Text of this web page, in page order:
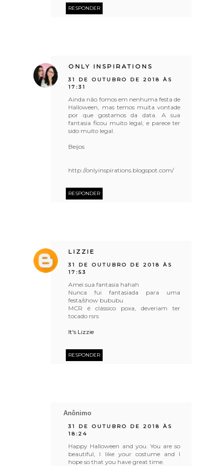
RESPONDER
ONLY INSPIRATIONS
31 DE OUTUBRO DE 2018 ÀS
17:31
Ainda não fomos em nenhuma festa de
Halloween, mas temos muita vontade
por que gostamos da data. A sua
fantasia ficou muito legal, e parece ter
sido muito legal.
Beijos
http://onlyinspirations.blogspot.com/
RESPONDER
LIZZIE
31 DE OUTUBRO DE 2018 ÀS
17:53
Amei sua fantasia hahah
Nunca fui fantasiada para uma
festa/show bububu
MCR é clássico poxa, deveriam ter
tocado rsrs
It's Lizzie
RESPONDER
Anônimo
31 DE OUTUBRO DE 2018 ÀS
18:24
Happy Halloween and you. You are so
beautiful, I like your costume and I
hope so that you have great time.